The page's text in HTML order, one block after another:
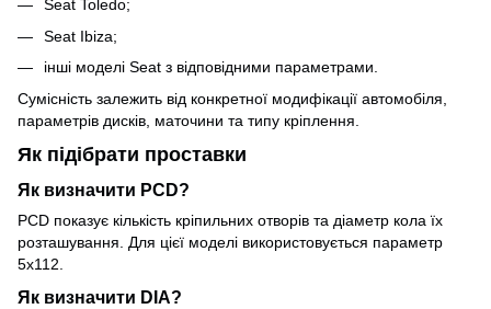
Seat Toledo;
Seat Ibiza;
інші моделі Seat з відповідними параметрами.
Сумісність залежить від конкретної модифікації автомобіля,
параметрів дисків, маточини та типу кріплення.
Як підібрати проставки
Як визначити PCD?
PCD показує кількість кріпильних отворів та діаметр кола їх
розташування. Для цієї моделі використовується параметр
5x112.
Як визначити DIA?